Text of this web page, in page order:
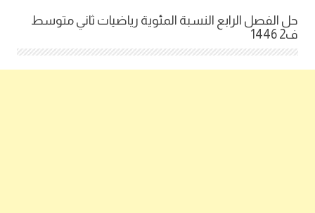
حل الفصل الرابع النسبة المئوية رياضيات ثاني متوسط
ف2 1446